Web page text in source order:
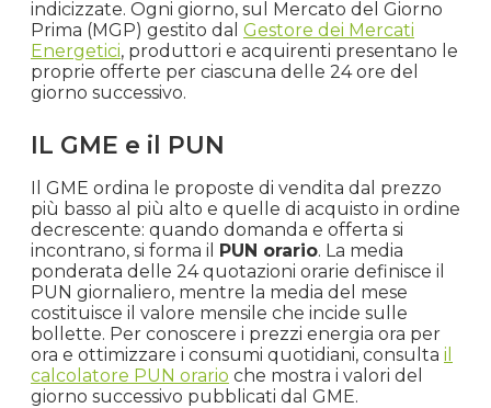
indicizzate. Ogni giorno, sul Mercato del Giorno
Prima (MGP) gestito dal Gestore dei Mercati
Energetici, produttori e acquirenti presentano le
proprie offerte per ciascuna delle 24 ore del
giorno successivo.
IL GME e il PUN
Il GME ordina le proposte di vendita dal prezzo
più basso al più alto e quelle di acquisto in ordine
decrescente: quando domanda e offerta si
incontrano, si forma il PUN orario. La media
ponderata delle 24 quotazioni orarie definisce il
PUN giornaliero, mentre la media del mese
costituisce il valore mensile che incide sulle
bollette. Per conoscere i prezzi energia ora per
ora e ottimizzare i consumi quotidiani, consulta il
calcolatore PUN orario che mostra i valori del
giorno successivo pubblicati dal GME.